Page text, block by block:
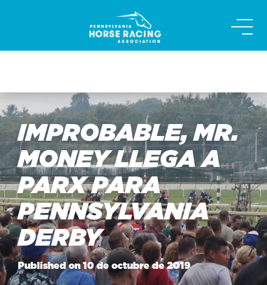
IMPROBABLE, MR.
MONEY LLEGA A
PARX PARA
PENNSYLVANIA
DERBY
Published on 10 de octubre de 2019